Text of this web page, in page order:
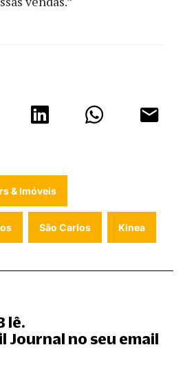
& Imóveis
São Carlos Kinea
lê.
Journal no seu email